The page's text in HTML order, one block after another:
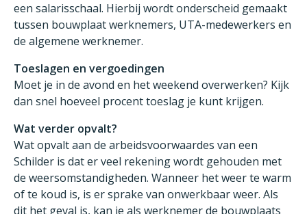
een salarisschaal. Hierbij wordt onderscheid gemaakt
tussen bouwplaat werknemers, UTA-medewerkers en
de algemene werknemer.
Toeslagen en vergoedingen
Moet je in de avond en het weekend overwerken? Kijk
dan snel hoeveel procent toeslag je kunt krijgen.
Wat verder opvalt?
Wat opvalt aan de arbeidsvoorwaardes van een
Schilder is dat er veel rekening wordt gehouden met
de weersomstandigheden. Wanneer het weer te warm
of te koud is, is er sprake van onwerkbaar weer. Als
dit het geval is, kan je als werknemer de bouwplaats